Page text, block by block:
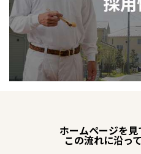
ホームページを見
この流れに沿っ